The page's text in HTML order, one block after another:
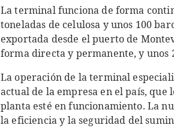
La terminal funciona de forma
toneladas de celulosa y unos 100
exportada desde el puerto de
forma directa y permanente, y unos
La operación de la terminal
actual de la empresa en el país,
planta esté en funcionamiento. La
la eficiencia y la seguridad del